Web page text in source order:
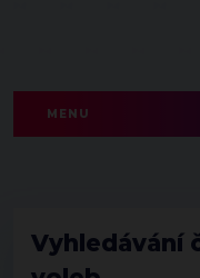
MENU
Vyhledávání